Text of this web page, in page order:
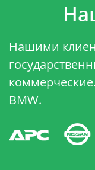
Нашими
BMW.